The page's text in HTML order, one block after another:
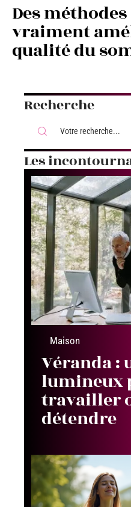
Des
vraiment
qualité du
Recherche
Les
Maison
Véranda :
lumineux
travailler
détendre